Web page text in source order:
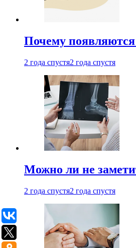
Почему появляются
2 года спустя2 года спустя
Можно ли не
2 года спустя2 года спустя